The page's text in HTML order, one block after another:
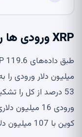
XRP ورودی ها را هدایت می کند
میلیون دلار ورودی
53 درصد از کل را
ورودی 16
کوین با 107 میلیون دلار با فاصله کمی از آن عقب تر بود.